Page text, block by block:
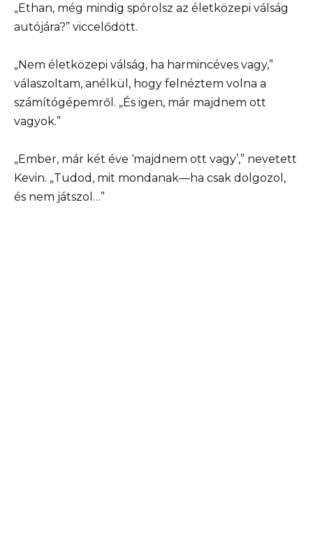
„Ethan, még mindig spórolsz az életközepi válság
autójára?” viccelődött.
„Nem életközepi válság, ha harmincéves vagy,”
válaszoltam, anélkül, hogy felnéztem volna a
számítógépemről. „És igen, már majdnem ott
vagyok.”
„Ember, már két éve ‘majdnem ott vagy’,” nevetett
Kevin. „Tudod, mit mondanak—ha csak dolgozol,
és nem játszol…”